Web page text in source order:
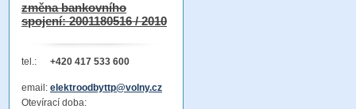
změna bankovního
spojení: 2001180516 / 2010
tel.: +420 417 533 600
email: elektroodbyttp@volny.cz
Otevírací doba: